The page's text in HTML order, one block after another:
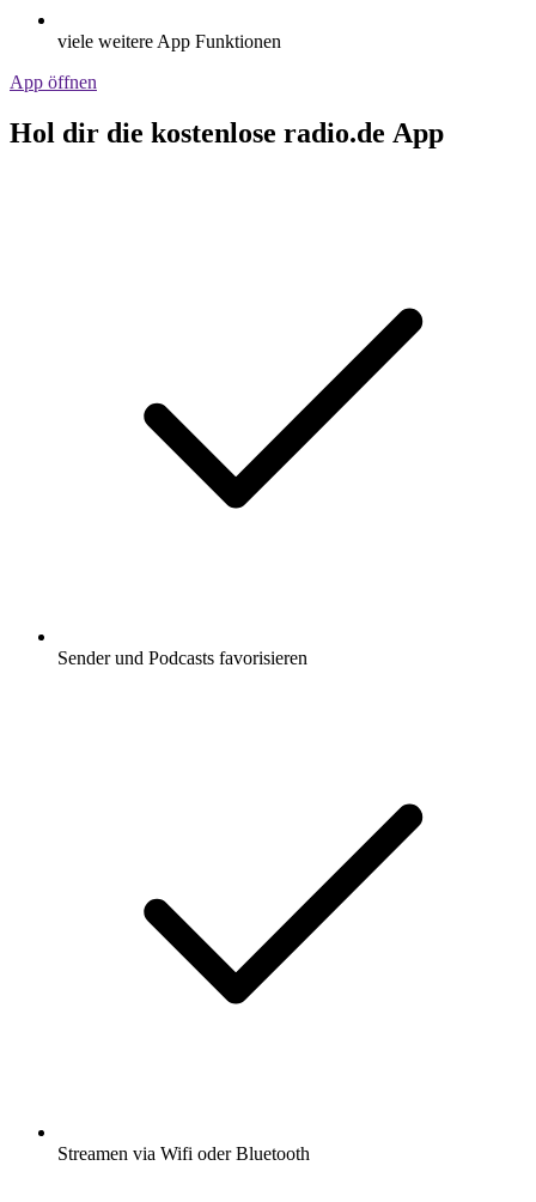
viele weitere App Funktionen
App öffnen
Hol dir die kostenlose radio.de App
Sender und Podcasts favorisieren
Streamen via Wifi oder Bluetooth